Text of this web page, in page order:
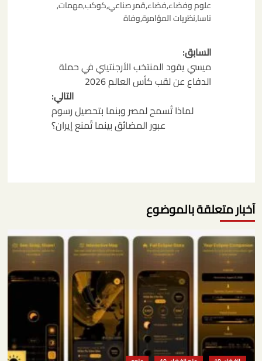
علوم وفضاء,فضاء,قمر صناعي,كوكب,مهمات,
ناسا,نظريات المؤامرة,وفاة
تصفّح
المقالات
السابق:
ميسي يقود المنتخب الأرجنتيني في حملة
الدفاع عن لقب كأس العالم 2026
التالي:
لماذا تُسمح لمصر وبنما بتحصيل رسوم
عبور المضائق بينما تُمنع إيران؟
آخبار متعلقة بالموضوع